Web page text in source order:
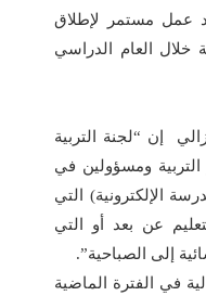
عمل مستمر لإطلاق
خلال العام الدراسي
إن “لجنة التربية
التربية ومسؤولين في
الإلكترونية) التي
عن بعد أو التي
إلى الصباحية”.
في الفترة الماضية